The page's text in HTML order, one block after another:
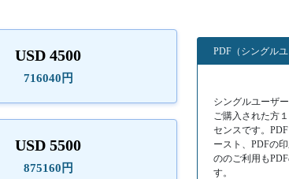
USD 4500
716040円
USD 5500
875160円
PDF（シングル
シングルユーザ
ご購入された方
センスです。
ースト、PDFの
ののご利用も
す。